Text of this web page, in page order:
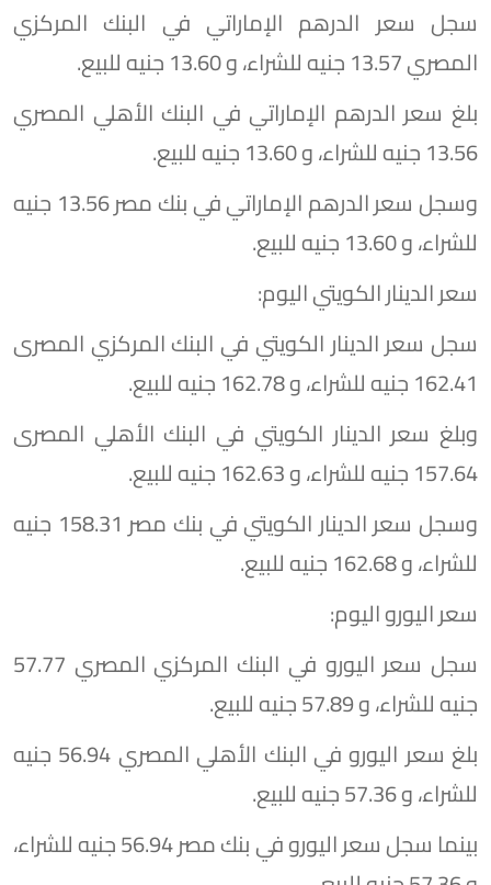
سجل سعر الدرهم الإماراتي في البنك المركزي
المصري 13.57 جنيه للشراء، و 13.60 جنيه للبيع.
بلغ سعر الدرهم الإماراتي في البنك الأهلي المصري
13.56 جنيه للشراء، و 13.60 جنيه للبيع.
وسجل سعر الدرهم الإماراتي في بنك مصر 13.56 جنيه
للشراء، و 13.60 جنيه للبيع.
سعر الدينار الكويتي اليوم:
سجل سعر الدينار الكويتي في البنك المركزي المصرى
162.41 جنيه للشراء، و 162.78 جنيه للبيع.
وبلغ سعر الدينار الكويتي في البنك الأهلي المصرى
157.64 جنيه للشراء، و 162.63 جنيه للبيع.
وسجل سعر الدينار الكويتي في بنك مصر 158.31 جنيه
للشراء، و 162.68 جنيه للبيع.
سعر اليورو اليوم:
سجل سعر اليورو في البنك المركزي المصري 57.77
جنيه للشراء، و 57.89 جنيه للبيع.
بلغ سعر اليورو في البنك الأهلي المصري 56.94 جنيه
للشراء، و 57.36 جنيه للبيع.
بينما سجل سعر اليورو في بنك مصر 56.94 جنيه للشراء،